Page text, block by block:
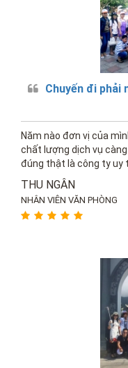
Chuyến đi phải
Năm nào đơn vị của
chất lượng dịch vụ
đúng thật là công ty uy
THU NGÂN
NHÂN VIÊN VĂN PHÒNG